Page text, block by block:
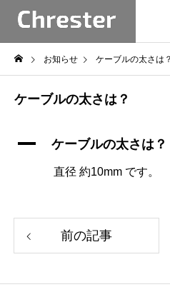
お知らせ ケーブルの太さは？
ケーブルの太さは？
A ケーブルの太さは？
直径 約10mm です。
前の記事